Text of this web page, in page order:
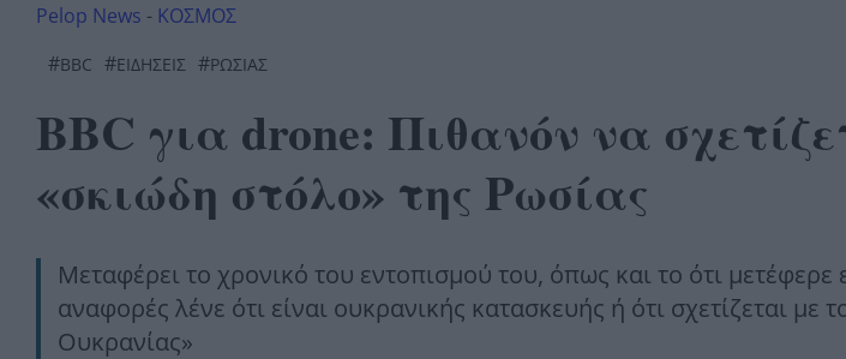
Pelop News - ΚΟΣΜΟΣ
#BBC #ΕΙΔΗΣΕΙΣ #ΡΩΣΙΑΣ
BBC για drone: Πιθανόν να
«σκιώδη στόλο» της Ρωσίας
Μεταφέρει το χρονικό του εντοπισμού του, όπως και το ότι μετέφερε
αναφορές λένε ότι είναι ουκρανικής κατασκευής ή ότι σχετίζεται με
Ουκρανίας»